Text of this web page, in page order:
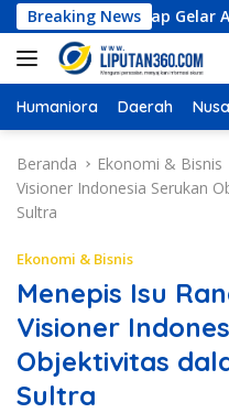
a
g
u
Breaking News
Siap Gelar Aksi di
Humaniora Daerah
Beranda Ekonomi & Bisnis
Visioner Indonesia Serukan
Sultra
Ekonomi & Bisnis
Menepis Isu
Visioner
Objektivitas
Sultra